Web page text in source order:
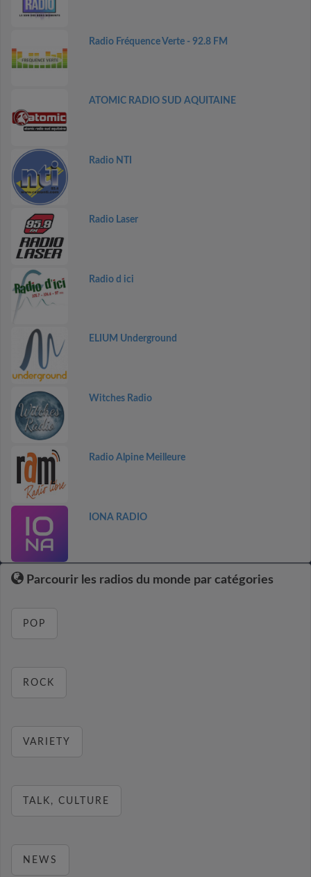
Radio Fréquence Verte - 92.8 FM
ATOMIC RADIO SUD AQUITAINE
Radio NTI
Radio Laser
Radio d ici
ELIUM Underground
Witches Radio
Radio Alpine Meilleure
IONA RADIO
Parcourir les radios du monde par catégories
POP
ROCK
VARIETY
TALK, CULTURE
NEWS